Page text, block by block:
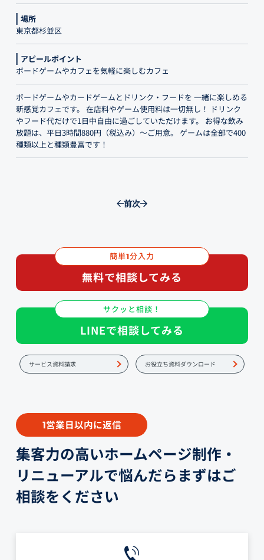
場所
東京都杉並区
アピールポイント
ボードゲームやカフェを気軽に楽しむカフェ
ボードゲームやカードゲームとドリンク・フードを 一緒に楽しめる
新感覚カフェです。 在店料やゲーム使用料は一切無し！ ドリンク
やフード代だけで1日中自由に過ごしていただけます。 お得な飲み
放題は、平日3時間880円（税込み）～ご用意。 ゲームは全部で400
種類以上と種類豊富です！
前次
簡単1分入力
無料で相談してみる
サクッと相談！
LINEで相談してみる
サービス資料請求 お役立ち資料ダウンロード
1営業日以内に返信
集客力の高いホームページ制作・
リニューアルで悩んだらまずはご
相談をください